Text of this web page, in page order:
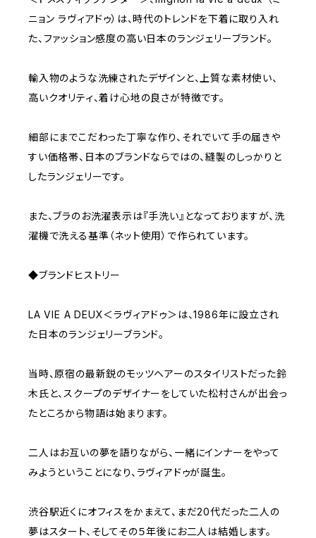
ニョン ラヴィアドゥ）は、時代のトレンドを下着に取り入れ
た、ファッション感度の高い日本のランジェリーブランド。
輸入物のような洗練されたデザインと、上質な素材使い、
高いクオリティ、着け心地の良さが特徴です。
細部にまでこだわった丁寧な作り、それでいて手の届きや
すい価格帯、日本のブランドならではの、縫製のしっかりと
したランジェリーです。
また、ブラのお洗濯表示は『手洗い』となっておりますが、洗
濯機で洗える基準（ネット使用）で作られています。
◆ブランドヒストリー
LA VIE A DEUX＜ラヴィアドゥ＞は、1986年に設立され
た日本のランジェリーブランド。
当時、原宿の最新鋭のモッツヘアーのスタイリストだった鈴
木氏と、スクープのデザイナーをしていた松村さんが出会っ
たところから物語は始まります。
二人はお互いの夢を語りながら、一緒にインナーをやって
みようということになり、ラヴィアドゥが誕生。
渋谷駅近くにオフィスをかまえて、まだ20代だった二人の
夢はスタート、そしてその５年後にお二人は結婚します。